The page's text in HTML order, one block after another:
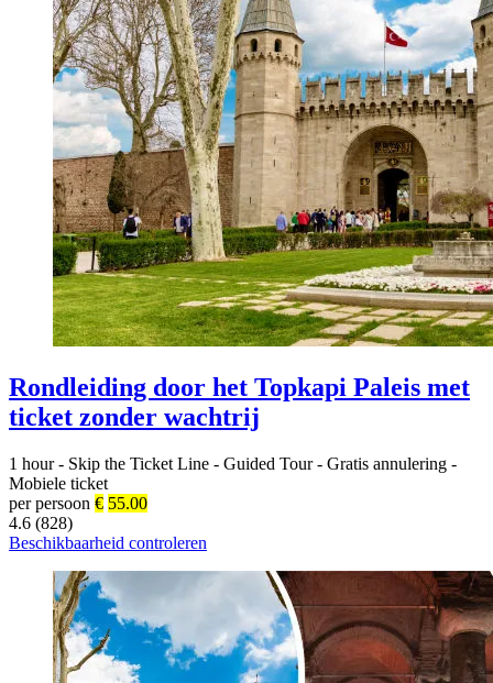
Rondleiding door het Topkapi Paleis met
ticket zonder wachtrij
1 hour - Skip the Ticket Line - Guided Tour - Gratis annulering -
Mobiele ticket
per persoon € 55.00
4.6 (828)
Beschikbaarheid controleren